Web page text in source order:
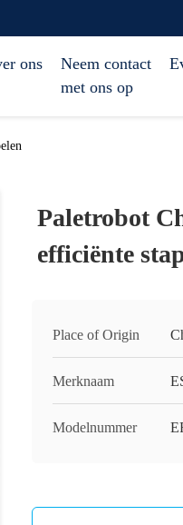
ons
Neem contact
met ons op
Paletrobot
efficiënte
Place of Origin
Merknaam
Modelnummer